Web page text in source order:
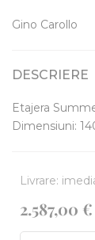
Gino Carollo
DESCRIERE
Etajera
Dimensiuni:
Livrare:
2.587,00 €